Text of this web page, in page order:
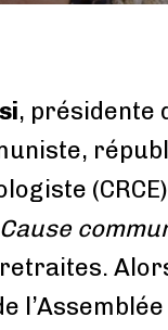
, présidente
Cause
l’Assemblée